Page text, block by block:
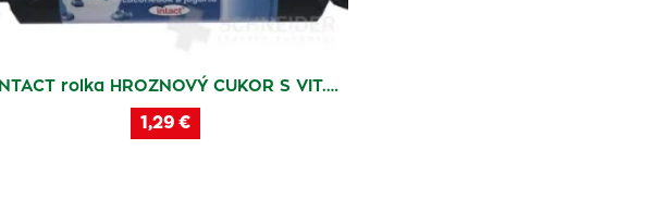
INTACT rolka HROZNOVÝ CUKOR S VIT.…
1,29 €